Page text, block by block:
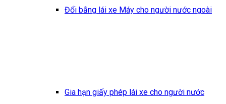
Đổi bằng lái xe Máy cho người nước ngoài
Gia hạn giấy phép lái xe cho người nước